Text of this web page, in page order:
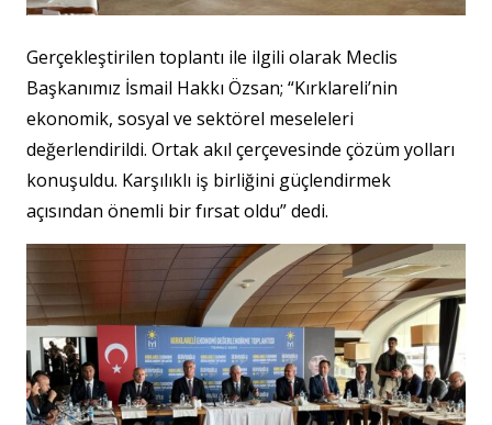
Gerçekleştirilen toplantı ile ilgili olarak Meclis
Başkanımız İsmail Hakkı Özsan; “Kırklareli’nin
ekonomik, sosyal ve sektörel meseleleri
değerlendirildi. Ortak akıl çerçevesinde çözüm yolları
konuşuldu. Karşılıklı iş birliğini güçlendirmek
açısından önemli bir fırsat oldu” dedi.